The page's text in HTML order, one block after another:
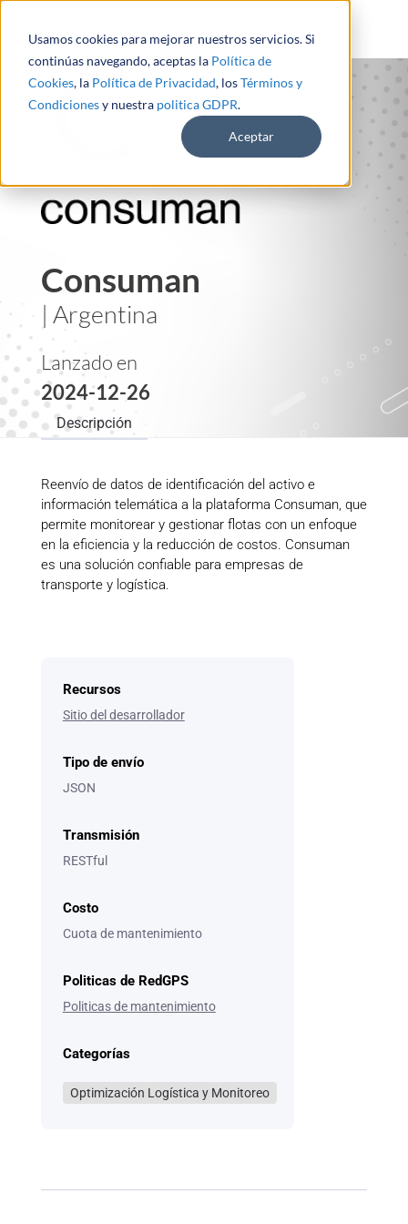
Usamos cookies para mejorar nuestros servicios. Si
continúas navegando, aceptas la Política de
Cookies, la Política de Privacidad, losTérminos y
Condicionesy nuestra politica GDPR.
Aceptar
Consuman
| Argentina
Lanzado en
2024-12-26
Descripción
Reenvío de datos de identificación del activo e
información telemática a la plataforma Consuman, que
permite monitorear y gestionar flotas con un enfoque
en la eficiencia y la reducción de costos. Consuman
es una solución confiable para empresas de
transporte y logística.
Recursos
Sitio del desarrollador
Tipo de envío
JSON
Transmisión
RESTful
Costo
Cuota de mantenimiento
Politicas de RedGPS
Politicas de mantenimiento
Categorías
Optimización Logística y Monitoreo